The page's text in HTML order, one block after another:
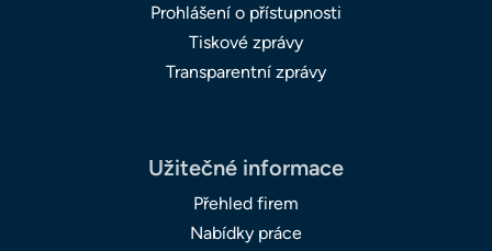
Prohlášení o přístupnosti
Tiskové zprávy
Transparentní zprávy
Užitečné informace
Přehled firem
Nabídky práce